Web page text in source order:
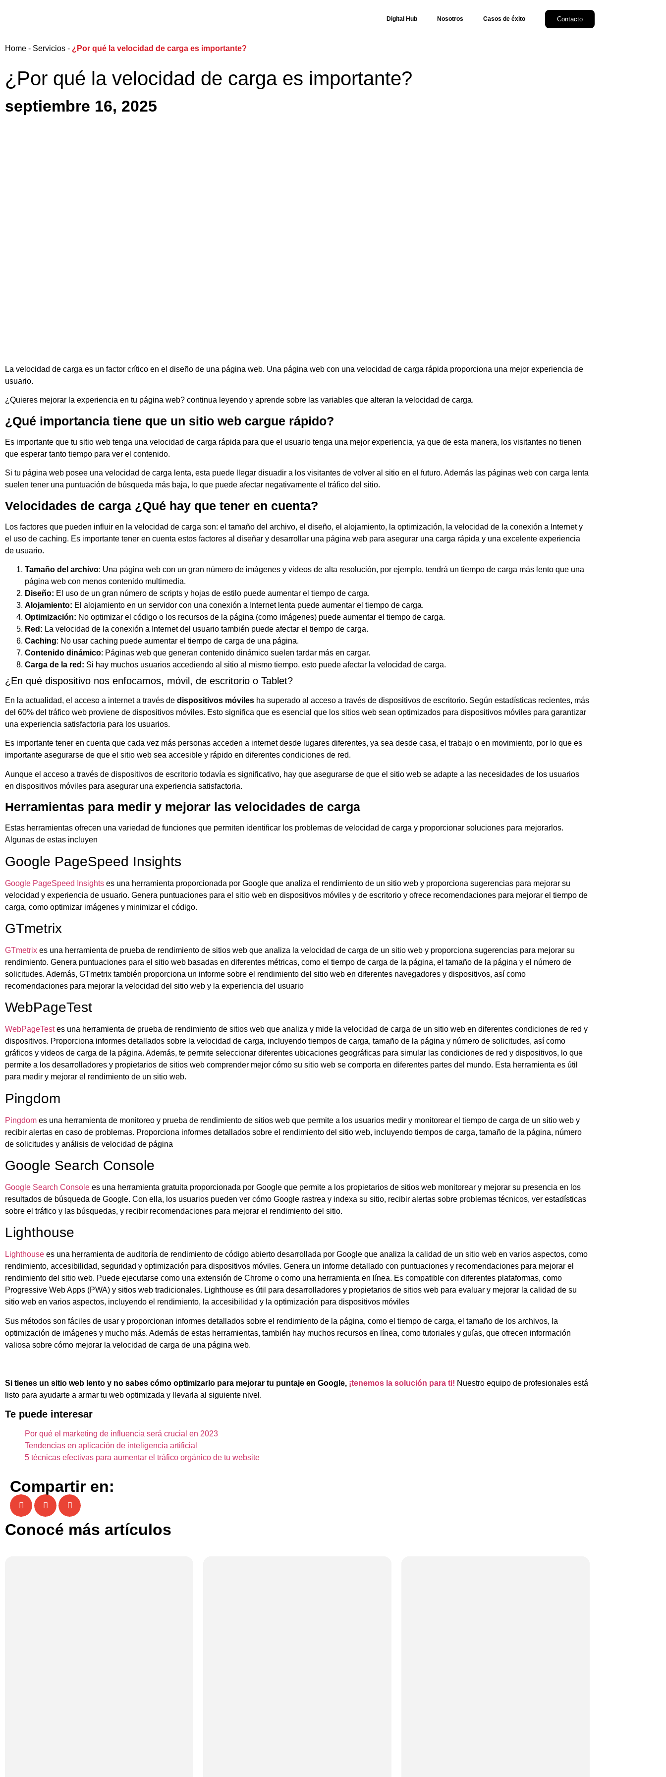
Digital Hub Nosotros Casos de éxito Contacto
Home - Servicios - ¿Por qué la velocidad de carga es importante?
¿Por qué la velocidad de carga es importante?
septiembre 16, 2025
La velocidad de carga es un factor crítico en el diseño de una página web. Una página web con una velocidad de carga rápida proporciona una mejor experiencia de
usuario.
¿Quieres mejorar la experiencia en tu página web? continua leyendo y aprende sobre las variables que alteran la velocidad de carga.
¿Qué importancia tiene que un sitio web cargue rápido?
Es importante que tu sitio web tenga una velocidad de carga rápida para que el usuario tenga una mejor experiencia, ya que de esta manera, los visitantes no tienen
que esperar tanto tiempo para ver el contenido.
Si tu página web posee una velocidad de carga lenta, esta puede llegar disuadir a los visitantes de volver al sitio en el futuro. Además las páginas web con carga lenta
suelen tener una puntuación de búsqueda más baja, lo que puede afectar negativamente el tráfico del sitio.
Velocidades de carga ¿Qué hay que tener en cuenta?
Los factores que pueden influir en la velocidad de carga son: el tamaño del archivo, el diseño, el alojamiento, la optimización, la velocidad de la conexión a Internet y
el uso de caching. Es importante tener en cuenta estos factores al diseñar y desarrollar una página web para asegurar una carga rápida y una excelente experiencia
de usuario.
Tamaño del archivo: Una página web con un gran número de imágenes y videos de alta resolución, por ejemplo, tendrá un tiempo de carga más lento que una
página web con menos contenido multimedia.
Diseño: El uso de un gran número de scripts y hojas de estilo puede aumentar el tiempo de carga.
Alojamiento: El alojamiento en un servidor con una conexión a Internet lenta puede aumentar el tiempo de carga.
Optimización: No optimizar el código o los recursos de la página (como imágenes) puede aumentar el tiempo de carga.
Red: La velocidad de la conexión a Internet del usuario también puede afectar el tiempo de carga.
Caching: No usar caching puede aumentar el tiempo de carga de una página.
Contenido dinámico: Páginas web que generan contenido dinámico suelen tardar más en cargar.
Carga de la red: Si hay muchos usuarios accediendo al sitio al mismo tiempo, esto puede afectar la velocidad de carga.
¿En qué dispositivo nos enfocamos, móvil, de escritorio o Tablet?
En la actualidad, el acceso a internet a través de dispositivos móviles ha superado al acceso a través de dispositivos de escritorio. Según estadísticas recientes, más
del 60% del tráfico web proviene de dispositivos móviles. Esto significa que es esencial que los sitios web sean optimizados para dispositivos móviles para garantizar
una experiencia satisfactoria para los usuarios.
Es importante tener en cuenta que cada vez más personas acceden a internet desde lugares diferentes, ya sea desde casa, el trabajo o en movimiento, por lo que es
importante asegurarse de que el sitio web sea accesible y rápido en diferentes condiciones de red.
Aunque el acceso a través de dispositivos de escritorio todavía es significativo, hay que asegurarse de que el sitio web se adapte a las necesidades de los usuarios
en dispositivos móviles para asegurar una experiencia satisfactoria.
Herramientas para medir y mejorar las velocidades de carga
Estas herramientas ofrecen una variedad de funciones que permiten identificar los problemas de velocidad de carga y proporcionar soluciones para mejorarlos.
Algunas de estas incluyen
Google PageSpeed Insights
Google PageSpeed Insights es una herramienta proporcionada por Google que analiza el rendimiento de un sitio web y proporciona sugerencias para mejorar su
velocidad y experiencia de usuario. Genera puntuaciones para el sitio web en dispositivos móviles y de escritorio y ofrece recomendaciones para mejorar el tiempo de
carga, como optimizar imágenes y minimizar el código.
GTmetrix
GTmetrix es una herramienta de prueba de rendimiento de sitios web que analiza la velocidad de carga de un sitio web y proporciona sugerencias para mejorar su
rendimiento. Genera puntuaciones para el sitio web basadas en diferentes métricas, como el tiempo de carga de la página, el tamaño de la página y el número de
solicitudes. Además, GTmetrix también proporciona un informe sobre el rendimiento del sitio web en diferentes navegadores y dispositivos, así como
recomendaciones para mejorar la velocidad del sitio web y la experiencia del usuario
WebPageTest
WebPageTestes una herramienta de prueba de rendimiento de sitios web que analiza y mide la velocidad de carga de un sitio web en diferentes condiciones de red y
dispositivos. Proporciona informes detallados sobre la velocidad de carga, incluyendo tiempos de carga, tamaño de la página y número de solicitudes, así como
gráficos y videos de carga de la página. Además, te permite seleccionar diferentes ubicaciones geográficas para simular las condiciones de red y dispositivos, lo que
permite a los desarrolladores y propietarios de sitios web comprender mejor cómo su sitio web se comporta en diferentes partes del mundo. Esta herramienta es útil
para medir y mejorar el rendimiento de un sitio web.
Pingdom
Pingdom es una herramienta de monitoreo y prueba de rendimiento de sitios web que permite a los usuarios medir y monitorear el tiempo de carga de un sitio web y
recibir alertas en caso de problemas. Proporciona informes detallados sobre el rendimiento del sitio web, incluyendo tiempos de carga, tamaño de la página, número
de solicitudes y análisis de velocidad de página
Google Search Console
Google Search Console es una herramienta gratuita proporcionada por Google que permite a los propietarios de sitios web monitorear y mejorar su presencia en los
resultados de búsqueda de Google. Con ella, los usuarios pueden ver cómo Google rastrea y indexa su sitio, recibir alertas sobre problemas técnicos, ver estadísticas
sobre el tráfico y las búsquedas, y recibir recomendaciones para mejorar el rendimiento del sitio.
Lighthouse
Lighthouse es una herramienta de auditoría de rendimiento de código abierto desarrollada por Google que analiza la calidad de un sitio web en varios aspectos, como
rendimiento, accesibilidad, seguridad y optimización para dispositivos móviles. Genera un informe detallado con puntuaciones y recomendaciones para mejorar el
rendimiento del sitio web. Puede ejecutarse como una extensión de Chrome o como una herramienta en línea. Es compatible con diferentes plataformas, como
Progressive Web Apps (PWA) y sitios web tradicionales. Lighthouse es útil para desarrolladores y propietarios de sitios web para evaluar y mejorar la calidad de su
sitio web en varios aspectos, incluyendo el rendimiento, la accesibilidad y la optimización para dispositivos móviles
Sus métodos son fáciles de usar y proporcionan informes detallados sobre el rendimiento de la página, como el tiempo de carga, el tamaño de los archivos, la
optimización de imágenes y mucho más. Además de estas herramientas, también hay muchos recursos en línea, como tutoriales y guías, que ofrecen información
valiosa sobre cómo mejorar la velocidad de carga de una página web.
Si tienes un sitio web lento y no sabes cómo optimizarlo para mejorar tu puntaje en Google, ¡tenemos la solución para ti! Nuestro equipo de profesionales está
listo para ayudarte a armar tu web optimizada y llevarla al siguiente nivel.
Te puede interesar
Por qué el marketing de influencia será crucial en 2023
Tendencias en aplicación de inteligencia artificial
5 técnicas efectivas para aumentar el tráfico orgánico de tu website
Compartir en:
Conocé más artículos